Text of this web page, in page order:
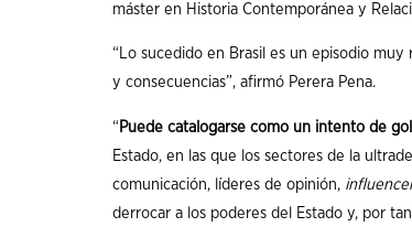
máster en Historia Contemporánea y
“Lo sucedido en Brasil es un episodio
y consecuencias”, afirmó Perera Pena.
“ Puede catalogarse como un intento de
Estado, en las que los sectores de la
comunicación, líderes de opinión,
derrocar a los poderes del Estado y, por